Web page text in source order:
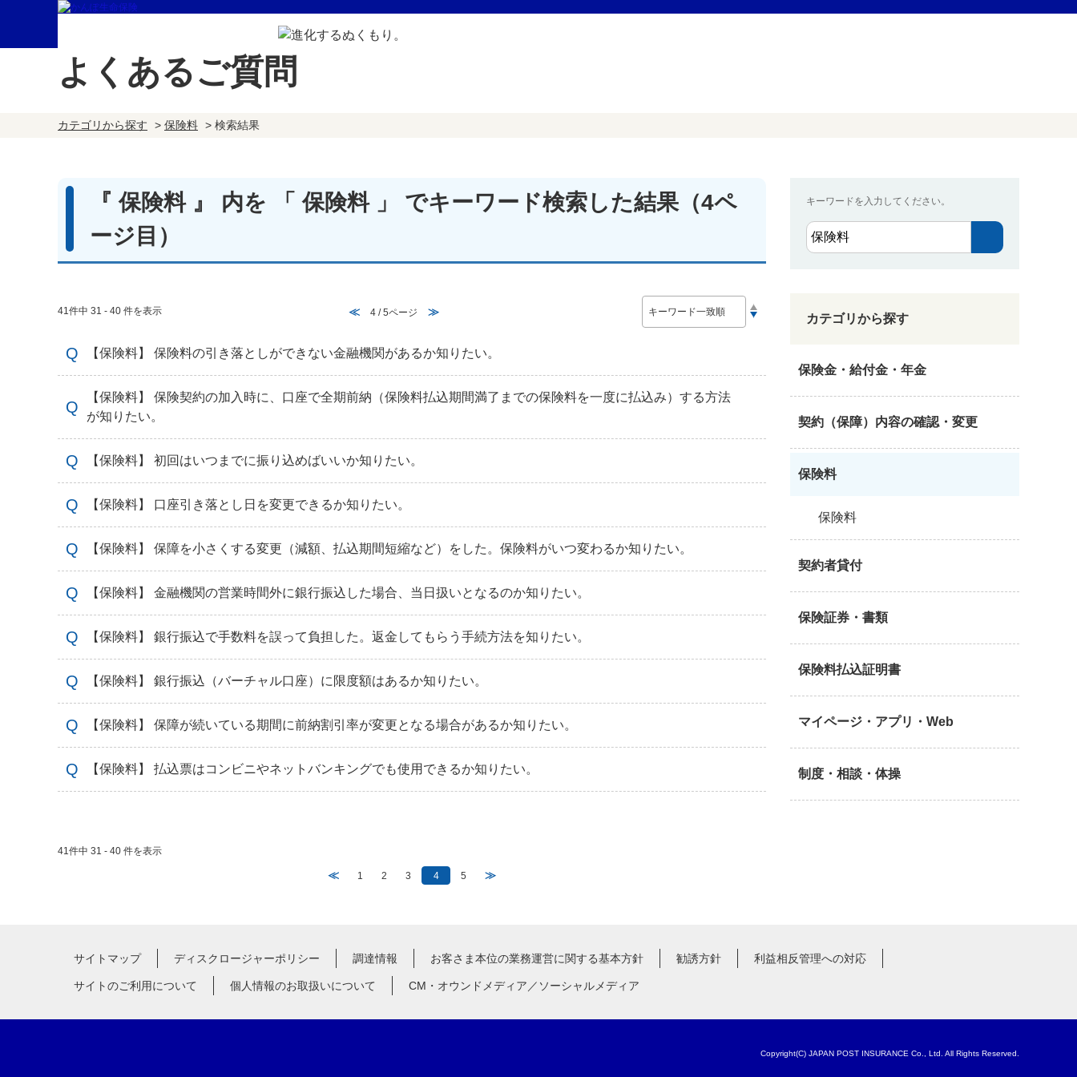
よくあるご質問
カテゴリから探す > 保険料 > 検索結果
キーワードを入力してください。
カテゴリから探す
保険金・給付金・年金
契約（保障）内容の確認・変更
保険料
保険料
契約者貸付
保険証券・書類
保険料払込証明書
マイページ・アプリ・Web
制度・相談・体操
『 保険料 』 内を 「 保険料 」 でキーワード検索した結果 （4ペ
ージ目）
41件中 31 - 40 件を表示 ≪ 4 / 5ページ ≫
【保険料】 保険料の引き落としができない金融機関があるか知りたい。
【保険料】 保険契約の加入時に、口座で全期前納（保険料払込期間満了までの保険料を一度に払込み）する方法
が知りたい。
【保険料】 初回はいつまでに振り込めばいいか知りたい。
【保険料】 口座引き落とし日を変更できるか知りたい。
【保険料】 保障を小さくする変更（減額、払込期間短縮など）をした。保険料がいつ変わるか知りたい。
【保険料】 金融機関の営業時間外に銀行振込した場合、当日扱いとなるのか知りたい。
【保険料】 銀行振込で手数料を誤って負担した。返金してもらう手続方法を知りたい。
【保険料】 銀行振込（バーチャル口座）に限度額はあるか知りたい。
【保険料】 保障が続いている期間に前納割引率が変更となる場合があるか知りたい。
【保険料】 払込票はコンビニやネットバンキングでも使用できるか知りたい。
41件中 31 - 40 件を表示
≪ 1 2 3 4 5 ≫
サイトマップ ディスクロージャーポリシー 調達情報 お客さま本位の業務運営に関する基本方針 勧誘方針 利益相反管理への対応
サイトのご利用について 個人情報のお取扱いについて CM・オウンドメディア／ソーシャルメディア
Copyright(C) JAPAN POST INSURANCE Co., Ltd. All Rights Reserved.